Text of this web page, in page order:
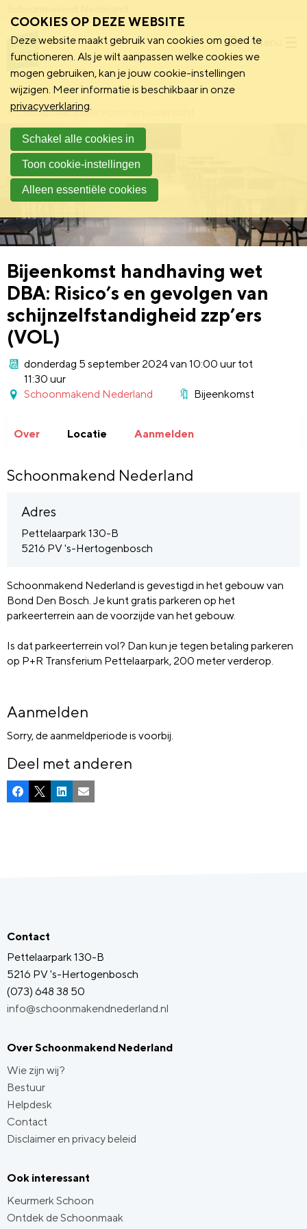
Menu
Terug naar bijeenkomsten-overzicht
Bijeenkomst handhaving wet
DBA: Risico’s en gevolgen van
schijnzelfstandigheid zzp’ers
(VOL)
donderdag 5 september 2024 van 10:00 uur tot
11:30 uur
Schoonmakend Nederland
Bijeenkomst
Over Locatie Aanmelden
Schoonmakend Nederland
Adres
Pettelaarpark 130-B
5216 PV 's-Hertogenbosch
Schoonmakend Nederland is gevestigd in het gebouw van
Bond Den Bosch. Je kunt gratis parkeren op het
parkeerterrein aan de voorzijde van het gebouw.
Is dat parkeerterrein vol? Dan kun je tegen betaling parkeren
op P+R Transferium Pettelaarpark, 200 meter verderop.
Aanmelden
Sorry, de aanmeldperiode is voorbij.
Deel met anderen
Facebook
X LinkedInE-mail
Contact
Pettelaarpark 130-B
5216 PV 's-Hertogenbosch
(073) 648 38 50
info@schoonmakendnederland.nl
Over Schoonmakend Nederland
Wie zijn wij?
Bestuur
Helpdesk
Contact
Disclaimer en privacy beleid
Ook interessant
Keurmerk Schoon
Ontdek de Schoonmaak
COOKIES OP DEZE WEBSITE
Deze website maakt gebruik van cookies om goed te
functioneren. Als je wilt aanpassen welke cookies we
mogen gebruiken, kan je jouw cookie-instellingen
wijzigen. Meer informatie is beschikbaar in onze
privacyverklaring.
Schakel alle cookies in
Toon cookie-instellingen
Alleen essentiële cookies